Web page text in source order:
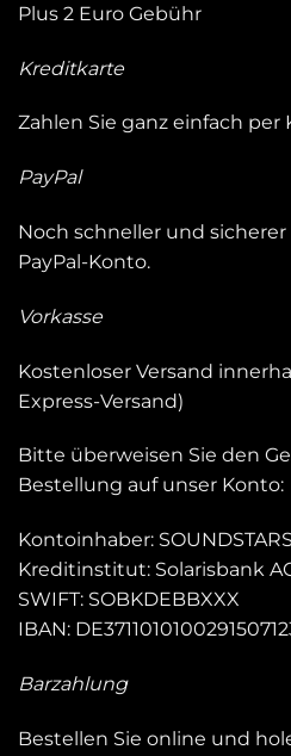
Plus 2 Euro Gebühr
Kreditkarte
Zahlen Sie ganz einfach per
PayPal
Noch schneller und
PayPal-Konto.
Vorkasse
Kostenloser Versand
Express-Versand)
Bitte überweisen Sie den
Bestellung auf unser Konto:
Kontoinhaber:
Kreditinstitut: Solarisbank
SWIFT: SOBKDEBBXXX
IBAN:
Barzahlung
Bestellen Sie online und